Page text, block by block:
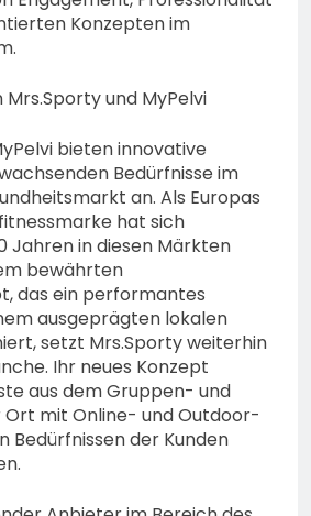
Konzepten im
Mrs.Sporty und MyPelvi
bieten innovative
Bedürfnisse im
an. Als Europas
hat sich
Jahren in diesen Märkten
bewährten
das ein performantes
ausgeprägten lokalen
setzt Mrs.Sporty weiterhin
Ihr neues Konzept
aus dem Gruppen- und
Ort mit Online- und Outdoor-
Bedürfnissen der Kunden